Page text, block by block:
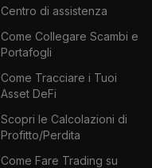
Centro di assistenza
Come Collegare Scambi e
Portafogli
Come Tracciare i Tuoi
Asset DeFi
Scopri le Calcolazioni di
Profitto/Perdita
Come Fare Trading su